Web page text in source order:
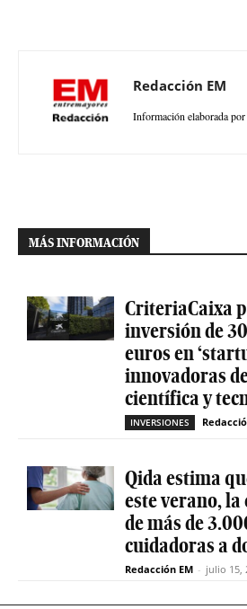
Redacción EM
Información elaborada
MÁS INFORMACIÓN
CriteriaCaixa
inversión de
euros en
innovadoras
científica y
INVERSIONES
Qida estima
este verano,
de más de
cuidadoras a
Redacción EM - julio 15,